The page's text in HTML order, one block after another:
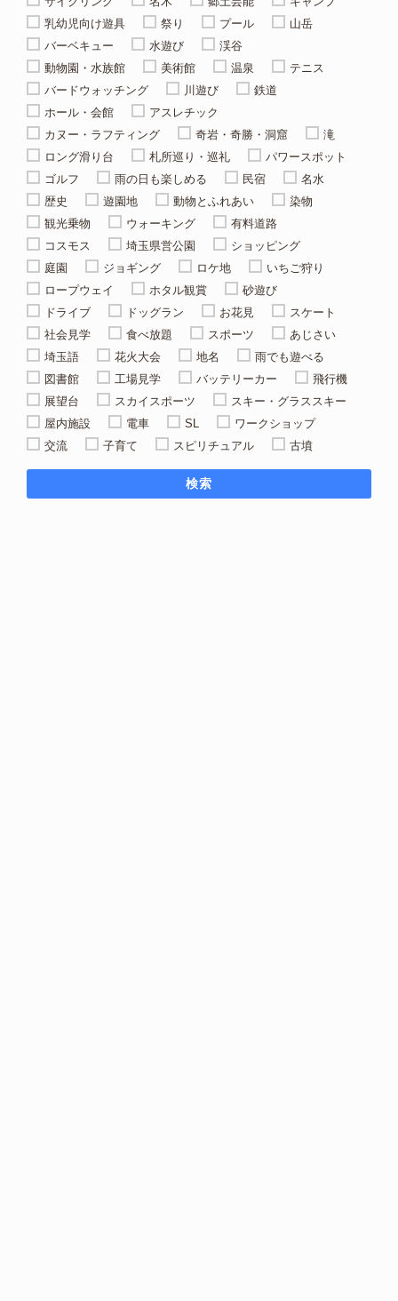
乳幼児向け遊具
祭り プール
山岳
バーベキュー
水遊び
渓谷
動物園・水族館
美術館 温泉
テニス
バードウォッチング
川遊び
鉄道
ホール・会館
アスレチック
カヌー・ラフティング
奇岩・奇勝・洞窟
滝
ロング滑り台
札所巡り・巡礼
パワースポット
ゴルフ
雨の日も楽しめる 民宿
名水
歴史
遊園地 動物とふれあい
染物
観光乗物
ウォーキング
有料道路
コスモス
埼玉県営公園
ショッピング
庭園
ジョギング ロケ地
いちご狩り
ロープウェイ
ホタル観賞
砂遊び
ドライブ
ドッグラン お花見
スケート
社会見学
食べ放題 スポーツ
あじさい
埼玉語
花火大会 地名
雨でも遊べる
図書館
工場見学 バッテリーカー
飛行機
展望台
スカイスポーツ
スキー・グラススキー
屋内施設
電車 SL
ワークショップ
交流
子育て スピリチュアル 古墳
検索